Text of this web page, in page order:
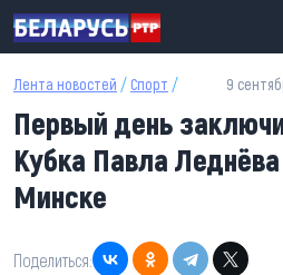
Перейти к основному содержанию
Лента новостей / Спорт / 9
Первый день
Кубка Павла
Минске
Поделиться: